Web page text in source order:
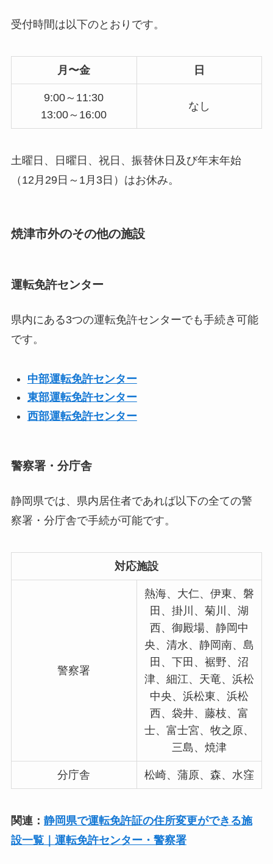
受付時間は以下のとおりです。
月〜金 日
9:00～11:30
13:00～16:00
なし
土曜日、日曜日、祝日、振替休日及び年末年始
（12月29日～1月3日）はお休み。
焼津市外のその他の施設
運転免許センター
県内にある3つの運転免許センターでも手続き可能
です。
中部運転免許センター
東部運転免許センター
西部運転免許センター
警察署・分庁舎
静岡県では、県内居住者であれば以下の全ての警
察署・分庁舎で手続が可能です。
対応施設
警察署
熱海、大仁、伊東、磐
田、掛川、菊川、湖
西、御殿場、静岡中
央、清水、静岡南、島
田、下田、裾野、沼
津、細江、天竜、浜松
中央、浜松東、浜松
西、袋井、藤枝、富
士、富士宮、牧之原、
三島、焼津
分庁舎 松崎、蒲原、森、水窪
関連： 静岡県で運転免許証の住所変更ができる施
設一覧｜運転免許センター・警察署